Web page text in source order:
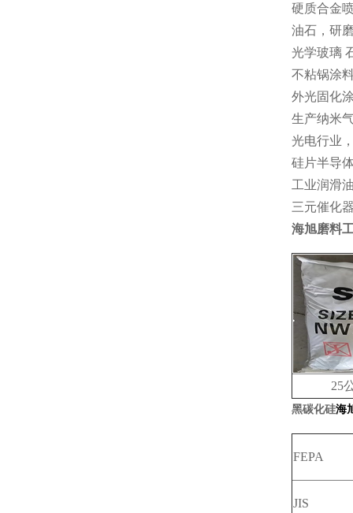
硬质合金
油石，研
光学玻璃
不粘锅涂
外光固化
生产纳米
光电行业
硅片半导
工业润滑
三元催化
海旭磨料
25公
黑碳化硅海
FEPA
JIS